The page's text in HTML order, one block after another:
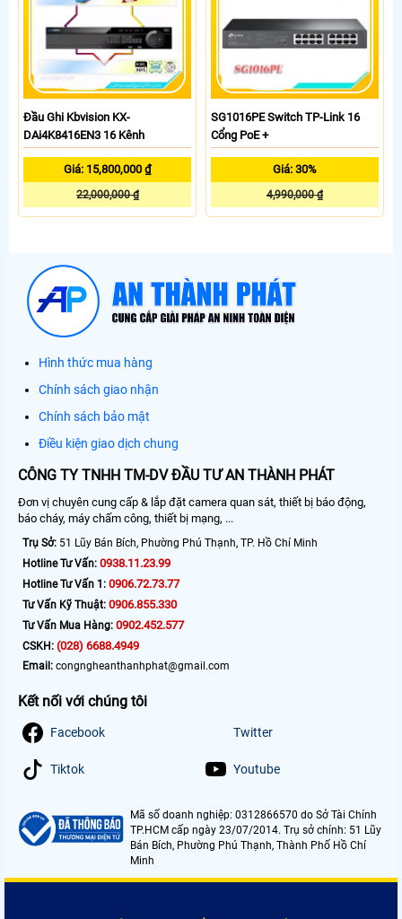
Đầu Ghi Kbvision KX-
DAi4K8416EN3 16 Kênh
Giá: 15,800,000 ₫
22,000,000 ₫
SG1016PE Switch TP-Link 16
Cổng PoE +
Giá: 30%
4,990,000 ₫
Hình thức mua hàng
Chính sách giao nhận
Chính sách bảo mật
Điều kiện giao dịch chung
CÔNG TY TNHH TM-DV ĐẦU TƯ AN THÀNH PHÁT
Đơn vị chuyên cung cấp & lắp đặt camera quan sát, thiết bị báo động,
báo cháy, máy chấm công, thiết bị mạng, ...
Trụ Sở: 51 Lũy Bán Bích, Phường Phú Thạnh, TP. Hồ Chí Minh
Hotline Tư Vấn: 0938.11.23.99
Hotline Tư Vấn 1: 0906.72.73.77
Tư Vấn Kỹ Thuật: 0906.855.330
Tư Vấn Mua Hàng: 0902.452.577
CSKH: (028) 6688.4949
Email: congngheanthanhphat@gmail.com
Kết nối với chúng tôi
Facebook Twitter
Tiktok Youtube
Mã số doanh nghiệp: 0312866570 do Sở Tài Chính
TP.HCM cấp ngày 23/07/2014. Trụ sở chính: 51 Lũy
Bán Bích, Phường Phú Thạnh, Thành Phố Hồ Chí
Minh